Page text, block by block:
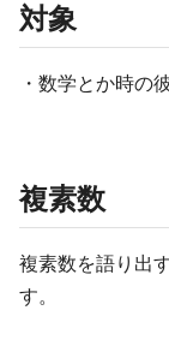
対象
・数学とか時の
複素数
複素数を語り出
す。